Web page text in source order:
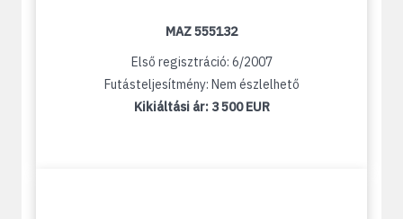
MAZ 555132
Első regisztráció: 6/2007
Futásteljesítmény: Nem észlelhető
Kikiáltási ár: 3 500 EUR